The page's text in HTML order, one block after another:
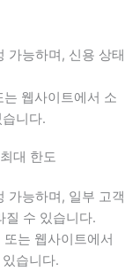
가능하며, 신용 상태
웹사이트에서 소
니다.
대 한도
가능하며, 일부 고객
질 수 있습니다.
는 웹사이트에서
습니다.